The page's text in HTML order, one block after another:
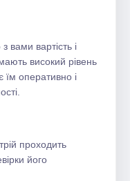
вами вартість і
високий рівень
їм оперативно і
проходить
його